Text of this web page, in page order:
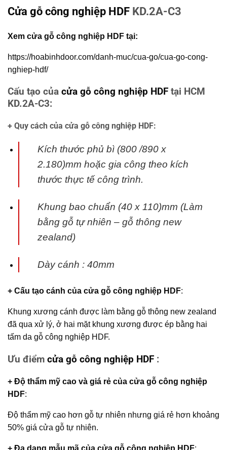
Cửa gỗ công nghiệp HDF KD.2A-C3
Xem cửa gỗ công nghiệp HDF tại:
https://hoabinhdoor.com/danh-muc/cua-go/cua-go-cong-
nghiep-hdf/
Cấu tạo của cửa gỗ công nghiệp HDF tại HCM
KD.2A-C3:
+ Quy cách của cửa gỗ công nghiệp HDF:
Kích thước phủ bì (800 /890 x
2.180)mm hoặc gia công theo kích
thước thực tế công trình.
Khung bao chuẩn (40 x 110)mm (Làm
bằng gỗ tự nhiên – gỗ thông new
zealand)
Dày cánh : 40mm
+ Cấu tạo cánh của cửa gỗ công nghiệp HDF:
Khung xương cánh được làm bằng gỗ thông new zealand
đã qua xử lý, ở hai mặt khung xương được ép bằng hai
tấm da gỗ công nghiệp HDF.
Ưu điểm cửa gỗ công nghiệp HDF :
+ Độ thẩm mỹ cao và giá rẻ của cửa gỗ công nghiệp
HDF:
Độ thẩm mỹ cao hơn gỗ tự nhiên nhưng giá rẻ hơn khoảng
50% giá cửa gỗ tự nhiên.
+ Đa dạng mẫu mã của cửa gỗ công nghiệp HDF: